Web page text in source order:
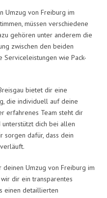
Umzug von Freiburg im
müssen verschiedene
gehören unter anderem die
zwischen den beiden
wie Pack-
bietet dir eine
die individuell auf deine
erfahrenes Team steht dir
dich bei allen
sorgen dafür, dass dein
Umzug von Freiburg im
dir ein transparentes
einen detaillierten